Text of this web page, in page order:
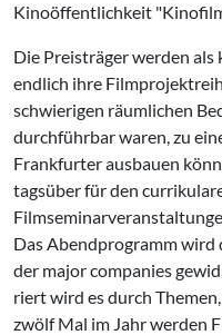
Kinoöffentlichkeit
Die Preisträger werden
endlich ihre
schwierigen räumlichen
durchführbar waren, zu
Frankfurter ausbauen
tagsüber für den
Das Abendprogramm
der major companies
riert wird es durch
zwölf Mal im Jahr werden